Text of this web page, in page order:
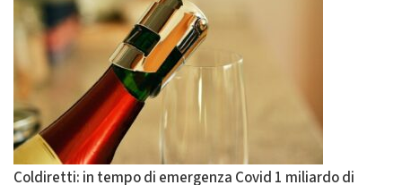
Coldiretti: in tempo di emergenza Covid 1 miliardo di